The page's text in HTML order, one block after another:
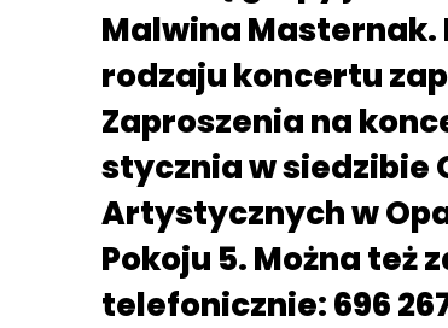
Malwina Masternak.
rodzaju koncertu
Zaproszenia na
stycznia w siedzibie
Artystycznych w
Pokoju 5. Można też
telefonicznie: 696 267